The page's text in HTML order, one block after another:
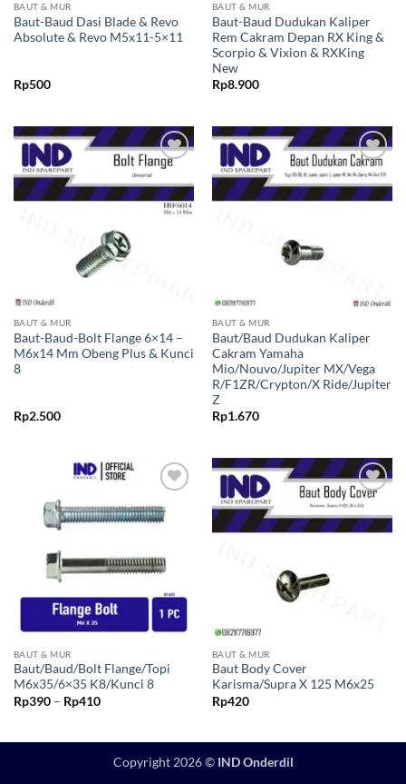
BAUT & MUR
Baut-Baud Dasi Blade & Revo
Absolute & Revo M5x11-5×11
Rp500
BAUT & MUR
Baut-Baud Dudukan Kaliper
Rem Cakram Depan RX King &
Scorpio & Vixion & RXKing
New
Rp8.900
Tambahkan
ke Wishlist
BAUT & MUR
Baut-Baud-Bolt Flange 6×14 –
M6x14 Mm Obeng Plus & Kunci
8
Rp2.500
Tambahkan
ke Wishlist
BAUT & MUR
Baut/Baud Dudukan Kaliper
Cakram Yamaha
Mio/Nouvo/Jupiter MX/Vega
R/F1ZR/Crypton/X Ride/Jupiter
Z
Rp1.670
Tambahkan
ke Wishlist
BAUT & MUR
Baut/Baud/Bolt Flange/Topi
M6x35/6×35 K8/Kunci 8
Rp390 – Rp410Rentang
Rp410
Tambahkan
ke Wishlist
BAUT & MUR
Baut Body Cover
Karisma/Supra X 125 M6x25
Rp420
Copyright 2026 © IND Onderdil